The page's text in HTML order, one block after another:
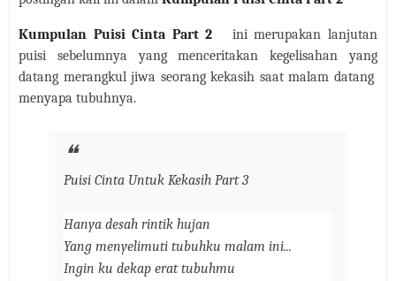
Kumpulan Puisi Cinta Part 2
ini merupakan lanjutan
puisi sebelumnya yang menceritakan kegelisahan yang
datang merangkul jiwa seorang kekasih saat malam datang
menyapa tubuhnya.
Puisi Cinta Untuk Kekasih Part 3
Hanya desah rintik hujan
Yang menyelimuti tubuhku malam ini...
Ingin ku dekap erat tubuhmu